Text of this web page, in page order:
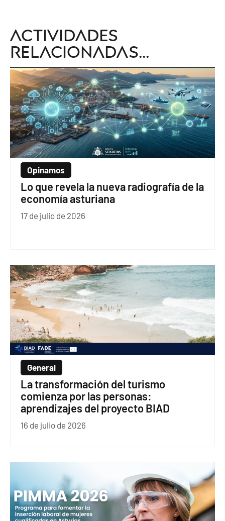
Actividades
relacionadas...
Opinamos
Lo que revela la nueva radiografía de la
economía asturiana
17 de julio de 2026
General
La transformación del turismo
comienza por las personas:
aprendizajes del proyecto BIAD
16 de julio de 2026